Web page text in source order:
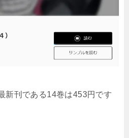
新刊である14巻は453円です